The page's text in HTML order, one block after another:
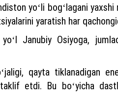
yoʻli bogʻlagani yaxshi
yaratish har
Janubiy Osiyoga,
qayta tiklanadigan
etdi. Bu boʻyicha